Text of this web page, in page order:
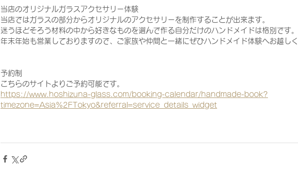
当店のオリジナルガラスアクセサリー体験
当店ではガラスの部分からオリジナルのアクセサリーを制作することが出来ます。
迷うほどそろう材料の中から好きなものを選んで作る自分だけのハンドメイドは格別です。
年末年始も営業しておりますので、ご家族や仲間と一緒にぜひハンドメイド体験へお越しく
予約制
こちらのサイトよりご予約可能です。
https://www.hoshizuna-glass.com/booking-calendar/handmade-book?
timezone=Asia%2FTokyo&referral=service_details_widget